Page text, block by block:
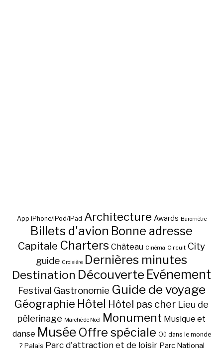
App iPhone/iPod/iPad Architecture Awards Baromètre
Billets d'avion Bonne adresse
Capitale Charters Château Cinéma Circuit City
guide Croisière Dernières minutes
Destination Découverte Evénement
Festival Gastronomie Guide de voyage
Géographie Hôtel Hôtel pas cher Lieu de
pèlerinage Marché de Noël Monument Musique et
danse Musée Offre spéciale Où dans le monde
? Palais Parc d'attraction et de loisir Parc National